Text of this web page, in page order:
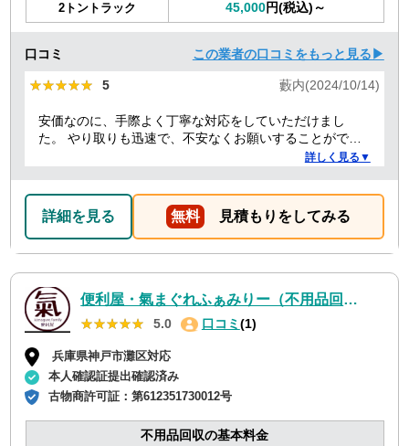
2トントラック 45,000円(税込)～
口コミ この業者の口コミをもっと見る▶
★★★★★
★★★★★ 5 藪内(2024/10/14)
安価なのに、手際よく丁寧な対応をしていただけまし
た。 やり取りも迅速で、不安なくお願いすることができ
詳しく見る▼
詳細を見る 無料 見積もりをしてみる
便利屋・氣まぐれふぁみりー（不用品回収・遺品整理・お墓参り代行等、幅広く対応しております）
★★★★★
★★★★★ 5.0 口コミ (1)
兵庫県神戸市灘区対応
本人確認証提出確認済み
古物商許可証：第612351730012号
不用品回収の基本料金